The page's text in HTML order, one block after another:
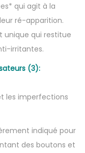
qui agit à la
ré-apparition.
unique qui restitue
irritantes.
(3):
les imperfections
indiqué pour
des boutons et